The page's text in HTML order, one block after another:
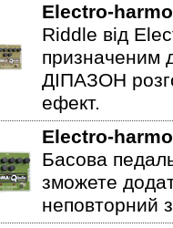
Electro-
Riddle від
призначеним
ДІПАЗОН
ефект.
Electro-
Басова
зможете
неповторний